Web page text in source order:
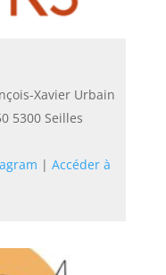
Xavier Urbain
5300 Seilles
| Accéder à